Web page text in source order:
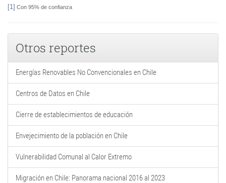
[1] Con 95% de confianza
Otros reportes
Energías Renovables No Convencionales en Chile
Centros de Datos en Chile
Cierre de establecimientos de educación
Envejecimiento de la población en Chile
Vulnerabilidad Comunal al Calor Extremo
Migración en Chile: Panorama nacional 2016 al 2023